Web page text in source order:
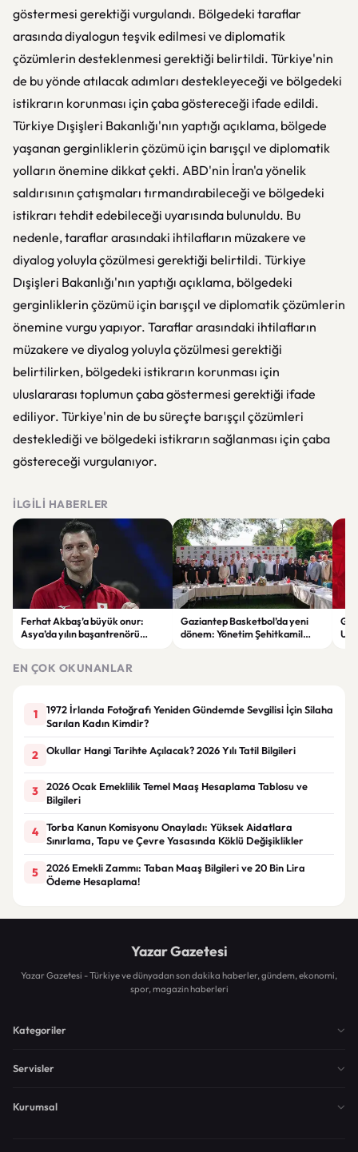
göstermesi gerektiği vurgulandı. Bölgedeki taraflar
arasında diyalogun teşvik edilmesi ve diplomatik
çözümlerin desteklenmesi gerektiği belirtildi. Türkiye'nin
de bu yönde atılacak adımları destekleyeceği ve bölgedeki
istikrarın korunması için çaba göstereceği ifade edildi.
Türkiye Dışişleri Bakanlığı'nın yaptığı açıklama, bölgede
yaşanan gerginliklerin çözümü için barışçıl ve diplomatik
yolların önemine dikkat çekti. ABD'nin İran'a yönelik
saldırısının çatışmaları tırmandırabileceği ve bölgedeki
istikrarı tehdit edebileceği uyarısında bulunuldu. Bu
nedenle, taraflar arasındaki ihtilafların müzakere ve
diyalog yoluyla çözülmesi gerektiği belirtildi. Türkiye
Dışişleri Bakanlığı'nın yaptığı açıklama, bölgedeki
gerginliklerin çözümü için barışçıl ve diplomatik çözümlerin
önemine vurgu yapıyor. Taraflar arasındaki ihtilafların
müzakere ve diyalog yoluyla çözülmesi gerektiği
belirtilirken, bölgedeki istikrarın korunması için
uluslararası toplumun çaba göstermesi gerektiği ifade
ediliyor. Türkiye'nin de bu süreçte barışçıl çözümleri
desteklediği ve bölgedeki istikrarın sağlanması için çaba
göstereceği vurgulanıyor.
İLGILI HABERLER
Ferhat Akbaş’a büyük onur:
Asya’da yılın başantrenörü
Gaziantep Basketbol’da yeni
dönem: Yönetim Şehitkamil
EN ÇOK OKUNANLAR
1
1972 İrlanda Fotoğrafı Yeniden Gündemde Sevgilisi İçin Silaha
Sarılan Kadın Kimdir?
2 Okullar Hangi Tarihte Açılacak? 2026 Yılı Tatil Bilgileri
3
2026 Ocak Emeklilik Temel Maaş Hesaplama Tablosu ve
Bilgileri
4
Torba Kanun Komisyonu Onayladı: Yüksek Aidatlara
Sınırlama, Tapu ve Çevre Yasasında Köklü Değişiklikler
5
2026 Emekli Zammı: Taban Maaş Bilgileri ve 20 Bin Lira
Ödeme Hesaplama!
Yazar Gazetesi
Yazar Gazetesi - Türkiye ve dünyadan son dakika haberler, gündem, ekonomi,
spor, magazin haberleri
Kategoriler
Servisler
Kurumsal